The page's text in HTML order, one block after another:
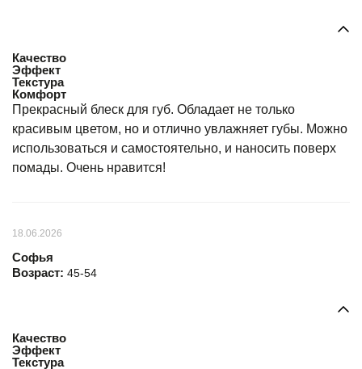
Качество
Эффект
Текстура
Комфорт
Прекрасный блеск для губ. Обладает не только
красивым цветом, но и отлично увлажняет губы. Можно
использоваться и самостоятельно, и наносить поверх
помады. Очень нравится!
18.06.2026
Софья
Возраст: 45-54
Качество
Эффект
Текстура